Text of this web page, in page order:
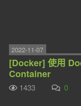
2022-11-07
[Docker] 使用
Container
1433 0